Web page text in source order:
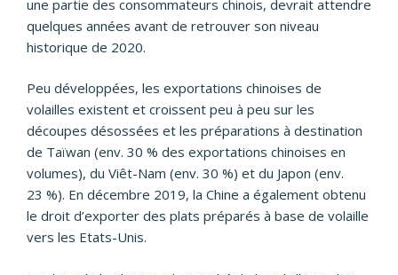
une partie des consommateurs chinois, devrait attendre
quelques années avant de retrouver son niveau
historique de 2020.
Peu développées, les exportations chinoises de
volailles existent et croissent peu à peu sur les
découpes désossées et les préparations à destination
de Taïwan (env. 30 % des exportations chinoises en
volumes), du Viêt-Nam (env. 30 %) et du Japon (env.
23 %). En décembre 2019, la Chine a également obtenu
le droit d’exporter des plats préparés à base de volaille
vers les Etats-Unis.